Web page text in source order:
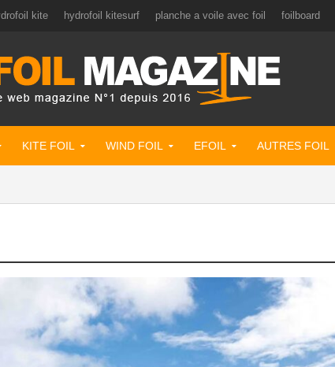
kite hydrofoil kitesurf planche a voile avec foil foilboard
KITE FOIL WIND FOIL EFOIL AUTRES FOIL